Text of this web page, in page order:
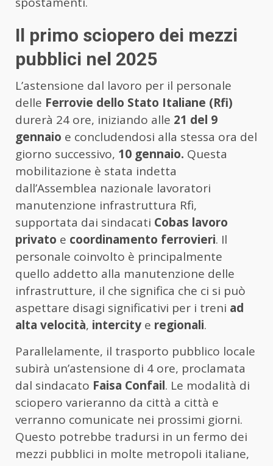
Il primo sciopero dei mezzi
pubblici nel 2025
L’astensione dal lavoro per il personale
delle Ferrovie dello Stato Italiane (Rfi)
durerà 24 ore, iniziando alle 21 del 9
gennaio e concludendosi alla stessa ora del
giorno successivo, 10 gennaio. Questa
mobilitazione è stata indetta
dall’Assemblea nazionale lavoratori
manutenzione infrastruttura Rfi,
supportata dai sindacati Cobas lavoro
privato e coordinamento ferrovieri. Il
personale coinvolto è principalmente
quello addetto alla manutenzione delle
infrastrutture, il che significa che ci si può
aspettare disagi significativi per i treni ad
alta velocità, intercity e regionali.
Parallelamente, il trasporto pubblico locale
subirà un’astensione di 4 ore, proclamata
dal sindacato Faisa Confail. Le modalità di
sciopero varieranno da città a città e
verranno comunicate nei prossimi giorni.
Questo potrebbe tradursi in un fermo dei
mezzi pubblici in molte metropoli italiane,